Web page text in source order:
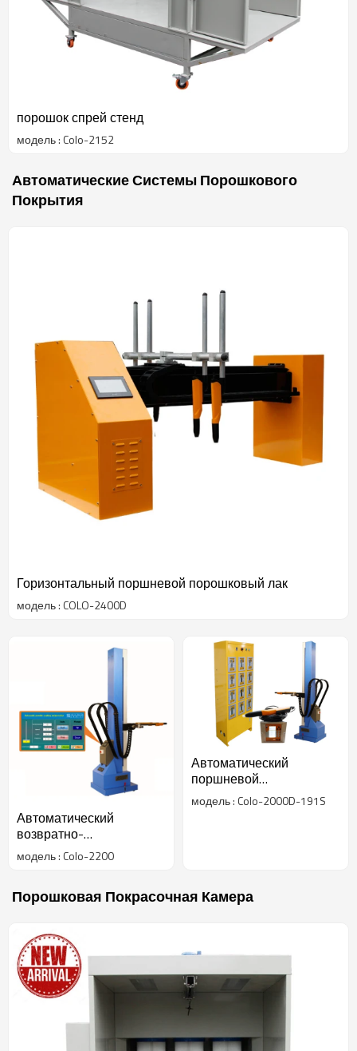
порошок спрей стенд
модель : Colo-2152
Автоматические Системы Порошкового
Покрытия
Горизонтальный поршневой порошковый лак
модель : COLO-2400D
Автоматический
возвратно-
поступательный
механизм с помощью
направляющей
модель : Colo-2200
Автоматический
поршневой
опрыскиватель на
Филиппины
модель : Colo-2000D-191S
Порошковая Покрасочная Камера